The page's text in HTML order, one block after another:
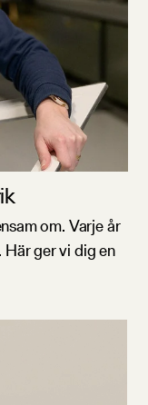
om. Varje år
ger vi dig en